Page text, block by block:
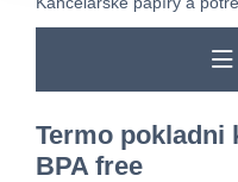
Termo pokladni
BPA free